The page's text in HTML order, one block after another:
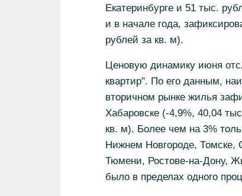
Екатеринбурге и 51 тыс.
и в начале года,
рублей за кв. м).
Ценовую динамику июня
квартир". По его данным,
вторичном рынке жилья
Хабаровске (-4,9%, 40,04
кв. м). Более чем на 3%
Нижнем Новгороде, Томске,
Тюмени, Ростове-на-Дону,
было в пределах одного